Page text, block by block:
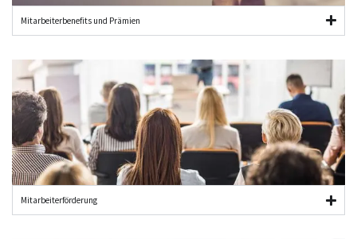
Mitarbeiter­benefits und Prämien
Mitarbeiter­förderung